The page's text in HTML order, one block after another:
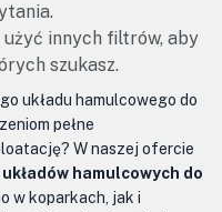
innych filtrów, aby
szukasz.
układu hamulcowego do
pełne
W naszej ofercie
hamulcowych do
w koparkach, jak i